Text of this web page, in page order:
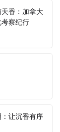
香：加拿大
察纪行
让沉香有序